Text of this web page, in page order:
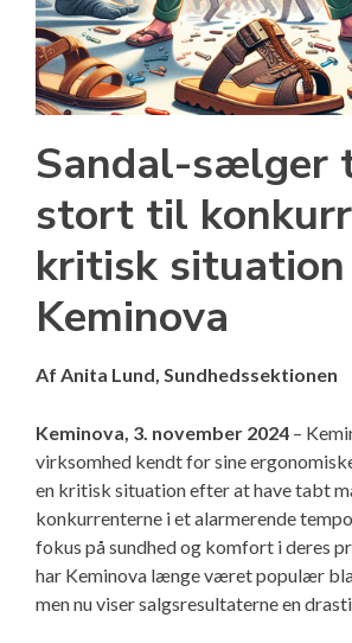
Sandal-sælger
stort til
kritisk situation
Keminova
Af Anita Lund, Sundhedssektionen
Keminova, 3. november 2024 –
virksomhed kendt for sine
en kritisk situation efter at have tabt
konkurrenterne i et alarmerende
fokus på sundhed og komfort i deres
har Keminova længe været populær
men nu viser salgsresultaterne en